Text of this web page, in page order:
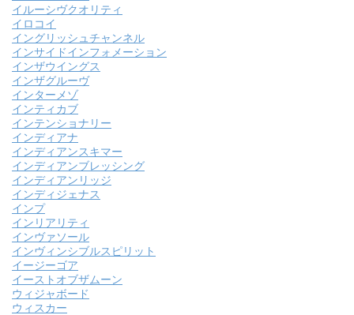
イルーシヴクオリティ
イロコイ
イングリッシュチャンネル
インサイドインフォメーション
インザウイングス
インザグルーヴ
インターメゾ
インティカブ
インテンショナリー
インディアナ
インディアンスキマー
インディアンブレッシング
インディアンリッジ
インディジェナス
インプ
インリアリティ
インヴァソール
インヴィンシブルスピリット
イージーゴア
イーストオブザムーン
ウィジャボード
ウィスカー